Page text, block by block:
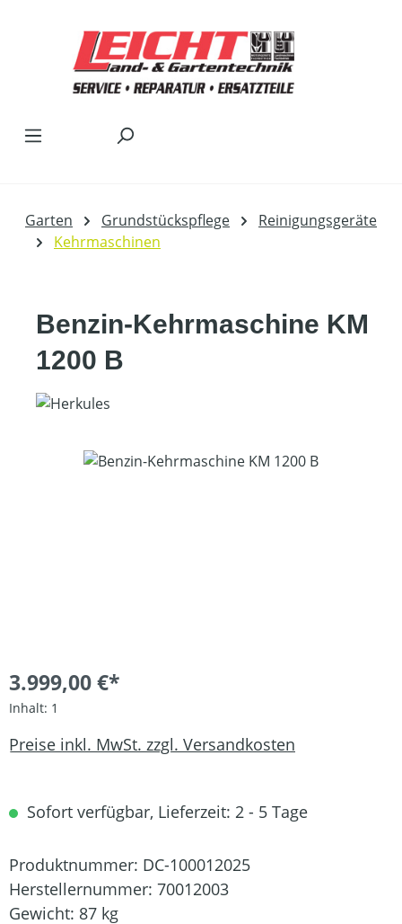
Garten Grundstückspflege
Reinigungsgeräte
Kehrmaschinen
Benzin-Kehrmaschine KM
1200 B
Bildergalerie überspringen
3.999,00 €*
Inhalt: 1
Preise inkl. MwSt. zzgl. Versandkosten
Sofort verfügbar, Lieferzeit: 2 - 5 Tage
Produktnummer: DC-100012025
Herstellernummer: 70012003
Gewicht: 87 kg